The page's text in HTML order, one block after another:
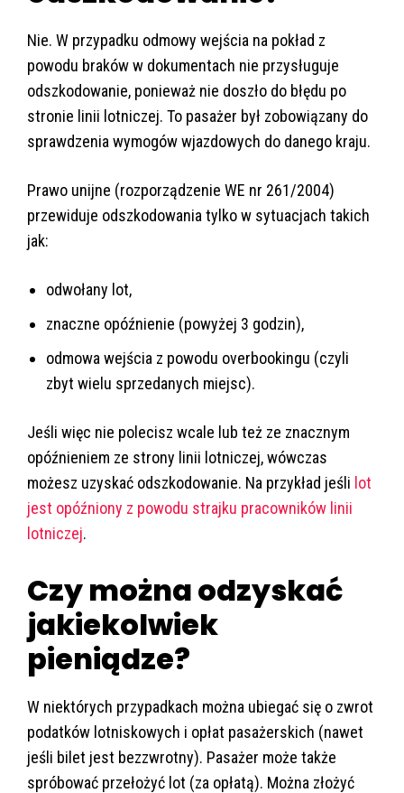
Nie. W przypadku odmowy wejścia na pokład z
powodu braków w dokumentach nie przysługuje
odszkodowanie, ponieważ nie doszło do błędu po
stronie linii lotniczej. To pasażer był zobowiązany do
sprawdzenia wymogów wjazdowych do danego kraju.
Prawo unijne (rozporządzenie WE nr 261/2004)
przewiduje odszkodowania tylko w sytuacjach takich
jak:
odwołany lot,
znaczne opóźnienie (powyżej 3 godzin),
odmowa wejścia z powodu overbookingu (czyli
zbyt wielu sprzedanych miejsc).
Jeśli więc nie polecisz wcale lub też ze znacznym
opóźnieniem ze strony linii lotniczej, wówczas
możesz uzyskać odszkodowanie. Na przykład jeśli lot
jest opóźniony z powodu strajku pracowników linii
lotniczej.
Czy można odzyskać
jakiekolwiek
pieniądze?
W niektórych przypadkach można ubiegać się o zwrot
podatków lotniskowych i opłat pasażerskich (nawet
jeśli bilet jest bezzwrotny). Pasażer może także
spróbować przełożyć lot (za opłatą). Można złożyć